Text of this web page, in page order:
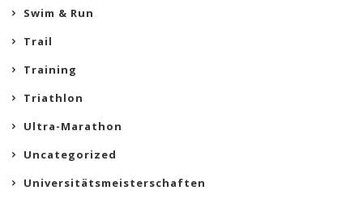
Swim & Run
Trail
Training
Triathlon
Ultra-Marathon
Uncategorized
Universitätsmeisterschaften